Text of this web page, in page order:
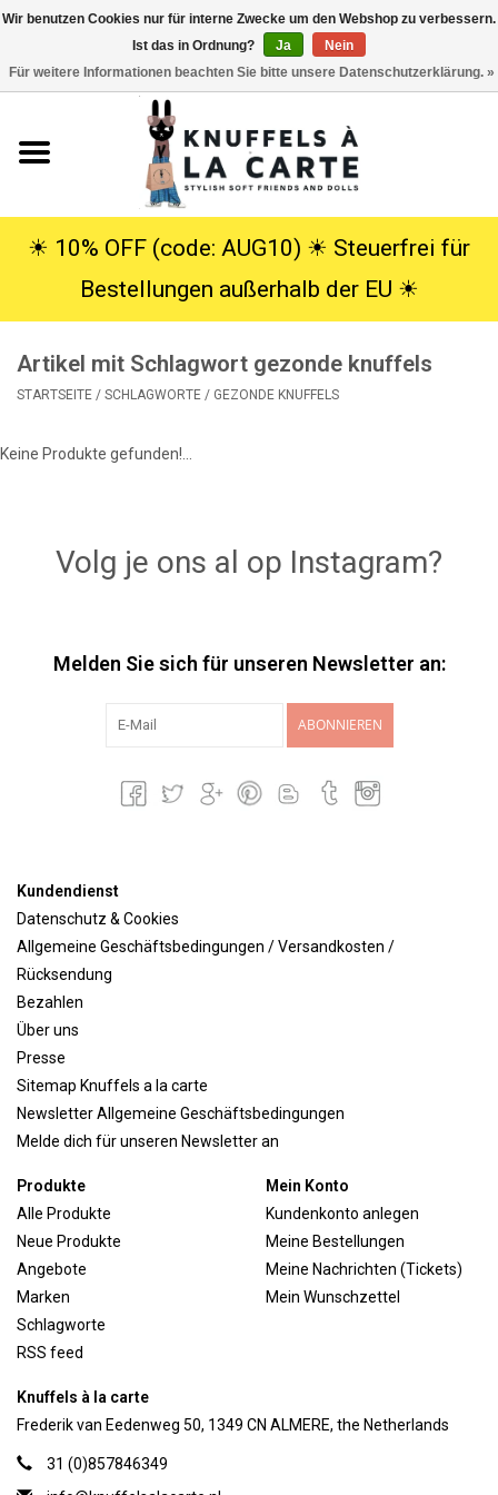
Kuscheltiere
SALE
Lookbooks
☀︎ 10% OFF (code: AUG10) ☀︎ Steuerfrei für
Bestellungen außerhalb der EU ☀︎
Artikel mit Schlagwort gezonde knuffels
STARTSEITE / SCHLAGWORTE / GEZONDE KNUFFELS
Keine Produkte gefunden!...
Volg je ons al op Instagram?
Melden Sie sich für unseren Newsletter an:
ABONNIEREN
Kundendienst
Datenschutz & Cookies
Allgemeine Geschäftsbedingungen / Versandkosten /
Rücksendung
Bezahlen
Über uns
Presse
Sitemap Knuffels a la carte
Newsletter Allgemeine Geschäftsbedingungen
Melde dich für unseren Newsletter an
Produkte
Alle Produkte
Neue Produkte
Angebote
Marken
Schlagworte
RSS feed
Mein Konto
Kundenkonto anlegen
Meine Bestellungen
Meine Nachrichten (Tickets)
Mein Wunschzettel
Knuffels à la carte
Frederik van Eedenweg 50, 1349 CN ALMERE, the Netherlands
31 (0)857846349
Wir benutzen Cookies nur für interne Zwecke um den Webshop zu verbessern.
Ist das in Ordnung?
Ja
Nein
Für weitere Informationen beachten Sie bitte unsere Datenschutzerklärung. »